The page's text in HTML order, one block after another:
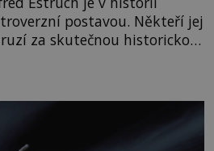
postavou. Někteří jej
za skutečnou historickou
s ním spojovány a proč
hraběte Drákulu“?
Pyrenejském poloostrově,